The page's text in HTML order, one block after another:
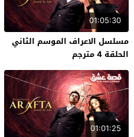
01:05:30
مسلسل الاعراف الموسم الثاني
الحلقة 4 مترجم
01:01:25